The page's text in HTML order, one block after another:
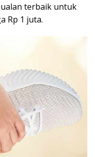
terbaik untuk
Rp 1 juta.